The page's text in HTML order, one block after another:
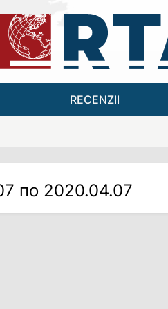
RECENZII
по 2020.04.07